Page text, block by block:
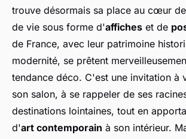
trouve désormais sa place au cœur
de vie sous forme d'affiches et de
de France, avec leur patrimoine
modernité, se prêtent
tendance déco. C'est une invitation à
son salon, à se rappeler de ses
destinations lointaines, tout en
d'art contemporain à son intérieur.